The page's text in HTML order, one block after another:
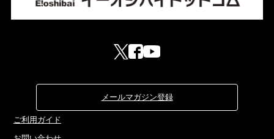
メールマガジン登録
ご利用ガイド